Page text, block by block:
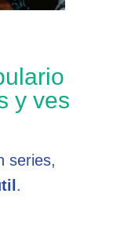
y ves
series,
.